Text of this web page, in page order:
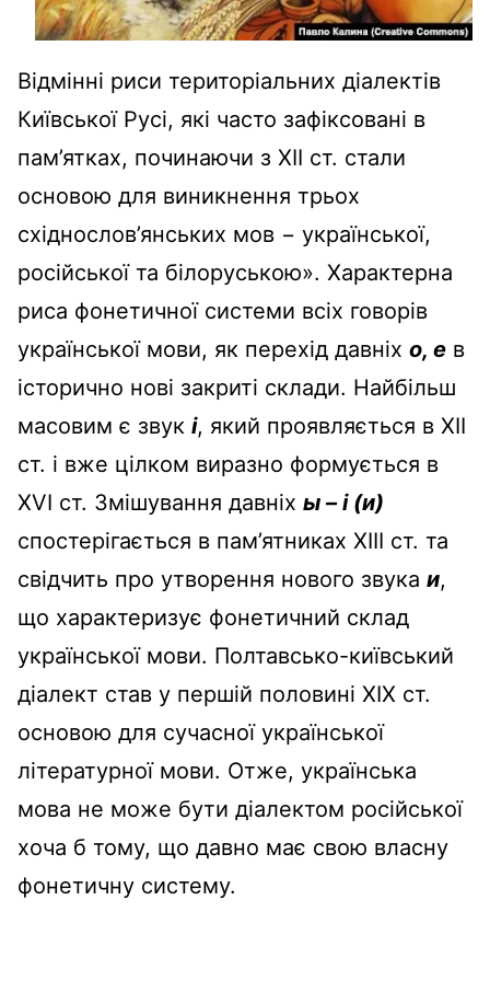
Відмінні риси територіальних діалектів
Київської Русі, які часто зафіксовані в
пам’ятках, починаючи з XII ст. стали
основою для виникнення трьох
східнослов’янських мов − української,
російської та білоруською». Характерна
риса фонетичної системи всіх говорів
української мови, як перехід давніх о, е в
історично нові закриті склади. Найбільш
масовим є звук і, який проявляється в XII
ст. і вже цілком виразно формується в
XVI ст. Змішування давніх ы – і (и)
спостерігається в пам’ятниках XIII ст. та
свідчить про утворення нового звука и,
що характеризує фонетичний склад
української мови. Полтавсько-київський
діалект став у першій половині XIX ст.
основою для сучасної української
літературної мови. Отже, українська
мова не може бути діалектом російської
хоча б тому, що давно має свою власну
фонетичну систему.